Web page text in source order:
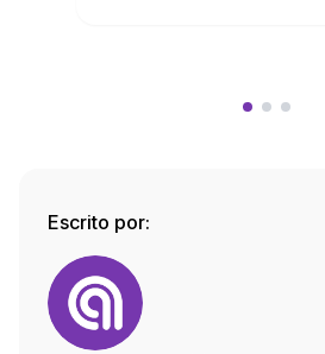
Escrito por: